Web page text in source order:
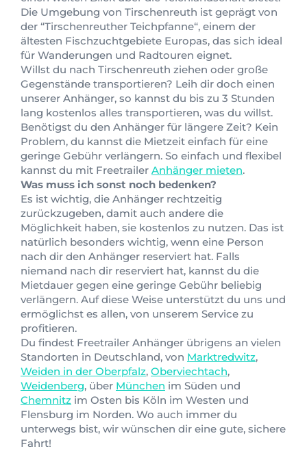
Die Umgebung von Tirschenreuth ist geprägt von
der “Tirschenreuther Teichpfanne“, einem der
ältesten Fischzuchtgebiete Europas, das sich ideal
für Wanderungen und Radtouren eignet.
Willst du nach Tirschenreuth ziehen oder große
Gegenstände transportieren? Leih dir doch einen
unserer Anhänger, so kannst du bis zu 3 Stunden
lang kostenlos alles transportieren, was du willst.
Benötigst du den Anhänger für längere Zeit? Kein
Problem, du kannst die Mietzeit einfach für eine
geringe Gebühr verlängern. So einfach und flexibel
kannst du mit Freetrailer Anhänger mieten.
Was muss ich sonst noch bedenken?
Es ist wichtig, die Anhänger rechtzeitig
zurückzugeben, damit auch andere die
Möglichkeit haben, sie kostenlos zu nutzen. Das ist
natürlich besonders wichtig, wenn eine Person
nach dir den Anhänger reserviert hat. Falls
niemand nach dir reserviert hat, kannst du die
Mietdauer gegen eine geringe Gebühr beliebig
verlängern. Auf diese Weise unterstützt du uns und
ermöglichst es allen, von unserem Service zu
profitieren.
Du findest Freetrailer Anhänger übrigens an vielen
Standorten in Deutschland, von Marktredwitz,
Weiden in der Oberpfalz, Oberviechtach,
Weidenberg, über München im Süden und
Chemnitz im Osten bis Köln im Westen und
Flensburg im Norden. Wo auch immer du
unterwegs bist, wir wünschen dir eine gute, sichere
Fahrt!